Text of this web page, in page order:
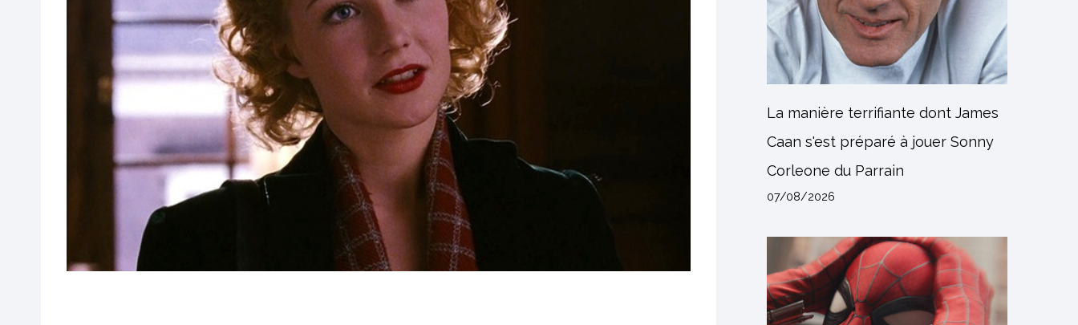
La manière terrifiante dont James
Caan s'est préparé à jouer Sonny
Corleone du Parrain
07/08/2026